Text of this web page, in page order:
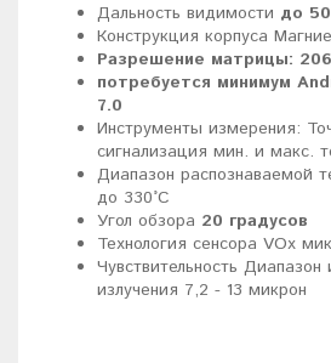
Дальность видимости до
Конструкция корпуса
Разрешение матрицы:
потребуется минимум
7.0
Инструменты измерения:
сигнализация мин. и макс.
Диапазон распознаваемой
до 330°С
Угол обзора 20 градусов
Технология сенсора VOx
Чувствительность Диапазон
излучения 7,2 - 13 микрон